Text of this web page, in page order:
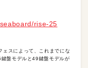
rise-25
スによって、これまでにな
盤モデルと49鍵盤モデルが